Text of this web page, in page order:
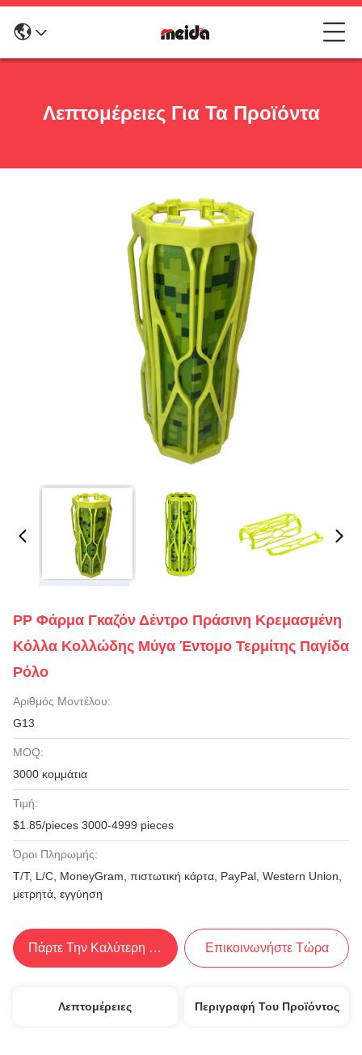
Λεπτομέρειες Για Τα Προϊόντα
PP Φάρμα Γκαζόν Δέντρο Πράσινη Κρεμασμένη
Κόλλα Κολλώδης Μύγα Έντομο Τερμίτης Παγίδα
Ρόλο
Αριθμός Μοντέλου:
G13
MOQ:
3000 κομμάτια
Τιμή:
$1.85/pieces 3000-4999 pieces
Όροι Πληρωμής:
Τ/Τ, L/C, MoneyGram, πιστωτική κάρτα, PayPal, Western Union,
μετρητά, εγγύηση
Πάρτε Την Καλύτερη Τιμή Επικοινωνήστε Τώρα
Λεπτομέρειες Περιγραφή Του Προϊόντος